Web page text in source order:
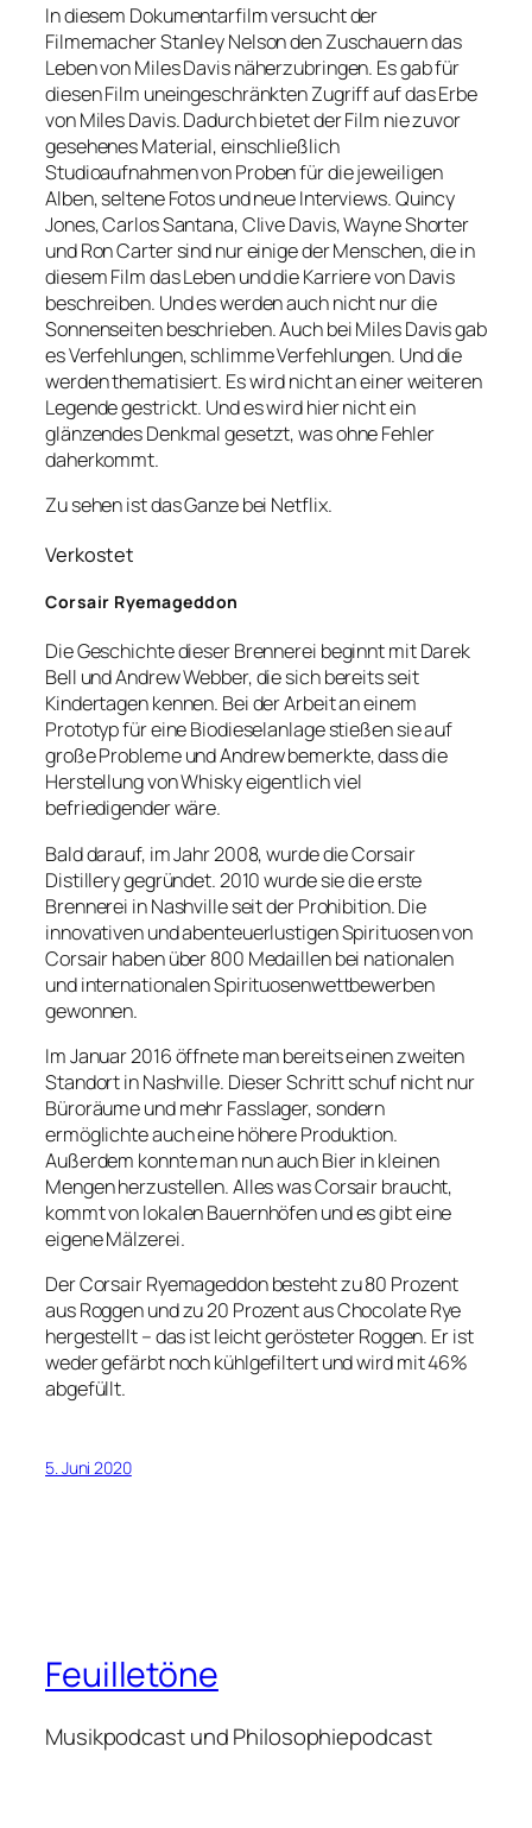
In diesem Dokumentarfilm versucht der
Filmemacher Stanley Nelson den Zuschauern das
Leben von Miles Davis näherzubringen. Es gab für
diesen Film uneingeschränkten Zugriff auf das Erbe
von Miles Davis. Dadurch bietet der Film nie zuvor
gesehenes Material, einschließlich
Studioaufnahmen von Proben für die jeweiligen
Alben, seltene Fotos und neue Interviews. Quincy
Jones, Carlos Santana, Clive Davis, Wayne Shorter
und Ron Carter sind nur einige der Menschen, die in
diesem Film das Leben und die Karriere von Davis
beschreiben. Und es werden auch nicht nur die
Sonnenseiten beschrieben. Auch bei Miles Davis gab
es Verfehlungen, schlimme Verfehlungen. Und die
werden thematisiert. Es wird nicht an einer weiteren
Legende gestrickt. Und es wird hier nicht ein
glänzendes Denkmal gesetzt, was ohne Fehler
daherkommt.
Zu sehen ist das Ganze bei Netflix.
Verkostet
Corsair Ryemageddon
Die Geschichte dieser Brennerei beginnt mit Darek
Bell und Andrew Webber, die sich bereits seit
Kindertagen kennen. Bei der Arbeit an einem
Prototyp für eine Biodieselanlage stießen sie auf
große Probleme und Andrew bemerkte, dass die
Herstellung von Whisky eigentlich viel
befriedigender wäre.
Bald darauf, im Jahr 2008, wurde die Corsair
Distillery gegründet. 2010 wurde sie die erste
Brennerei in Nashville seit der Prohibition. Die
innovativen und abenteuerlustigen Spirituosen von
Corsair haben über 800 Medaillen bei nationalen
und internationalen Spirituosenwettbewerben
gewonnen.
Im Januar 2016 öffnete man bereits einen zweiten
Standort in Nashville. Dieser Schritt schuf nicht nur
Büroräume und mehr Fasslager, sondern
ermöglichte auch eine höhere Produktion.
Außerdem konnte man nun auch Bier in kleinen
Mengen herzustellen. Alles was Corsair braucht,
kommt von lokalen Bauernhöfen und es gibt eine
eigene Mälzerei.
Der Corsair Ryemageddon besteht zu 80 Prozent
aus Roggen und zu 20 Prozent aus Chocolate Rye
hergestellt – das ist leicht gerösteter Roggen. Er ist
weder gefärbt noch kühlgefiltert und wird mit 46%
abgefüllt.
5. Juni 2020
Feuilletöne
Musikpodcast und Philosophiepodcast